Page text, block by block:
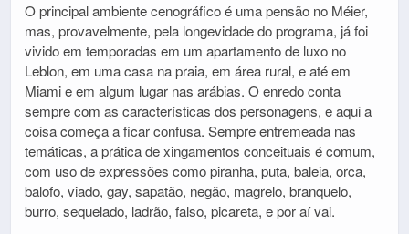
O principal ambiente cenográfico é uma pensão no Méier,
mas, provavelmente, pela longevidade do programa, já foi
vivido em temporadas em um apartamento de luxo no
Leblon, em uma casa na praia, em área rural, e até em
Miami e em algum lugar nas arábias. O enredo conta
sempre com as características dos personagens, e aqui a
coisa começa a ficar confusa. Sempre entremeada nas
temáticas, a prática de xingamentos conceituais é comum,
com uso de expressões como piranha, puta, baleia, orca,
balofo, viado, gay, sapatão, negão, magrelo, branquelo,
burro, sequelado, ladrão, falso, picareta, e por aí vai.